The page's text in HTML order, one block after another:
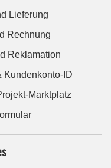
Lieferung
Rechnung
Reklamation
Kundenkonto-ID
Marktplatz